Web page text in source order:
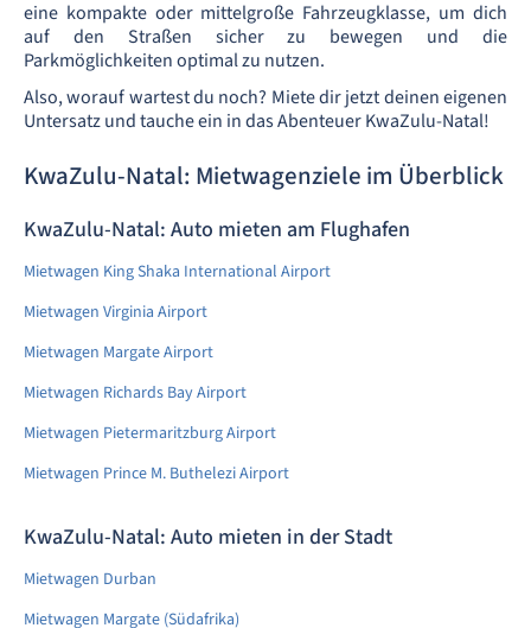
eine kompakte oder mittelgroße Fahrzeugklasse, um dich
auf den Straßen sicher zu bewegen und die
Parkmöglichkeiten optimal zu nutzen.
Also, worauf wartest du noch? Miete dir jetzt deinen eigenen
Untersatz und tauche ein in das Abenteuer KwaZulu-Natal!
KwaZulu-Natal: Mietwagenziele im Überblick
KwaZulu-Natal: Auto mieten am Flughafen
Mietwagen King Shaka International Airport
Mietwagen Virginia Airport
Mietwagen Margate Airport
Mietwagen Richards Bay Airport
Mietwagen Pietermaritzburg Airport
Mietwagen Prince M. Buthelezi Airport
KwaZulu-Natal: Auto mieten in der Stadt
Mietwagen Durban
Mietwagen Margate (Südafrika)